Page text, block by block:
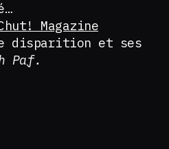
Magazine
disparition et ses
Paf.